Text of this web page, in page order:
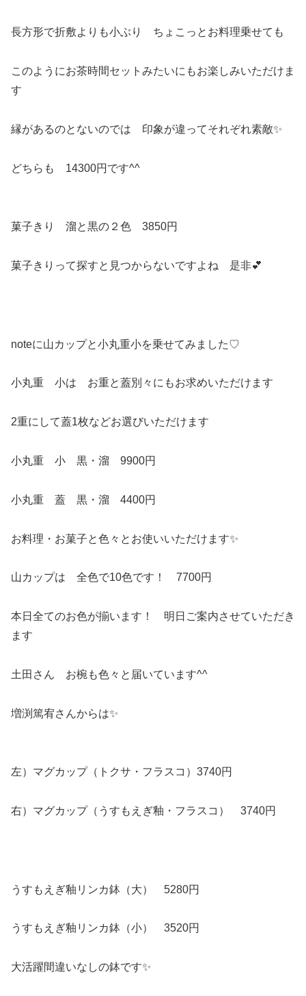
長方形で折敷よりも小ぶり ちょこっとお料理乗せても
このようにお茶時間セットみたいにもお楽しみいただけま
す
縁があるのとないのでは 印象が違ってそれぞれ素敵✨
どちらも 14300円です^^
菓子きり 溜と黒の２色 3850円
菓子きりって探すと見つからないですよね 是非💕
noteに山カップと小丸重小を乗せてみました♡
小丸重 小は お重と蓋別々にもお求めいただけます
2重にして蓋1枚などお選びいただけます
小丸重 小 黒・溜 9900円
小丸重 蓋 黒・溜 4400円
お料理・お菓子と色々とお使いいただけます✨
山カップは 全色で10色です！ 7700円
本日全てのお色が揃います！ 明日ご案内させていただき
ます
土田さん お椀も色々と届いています^^
増渕篤宥さんからは✨
左）マグカップ（トクサ・フラスコ）3740円
右）マグカップ（うすもえぎ釉・フラスコ） 3740円
うすもえぎ釉リンカ鉢（大） 5280円
うすもえぎ釉リンカ鉢（小） 3520円
大活躍間違いなしの鉢です✨